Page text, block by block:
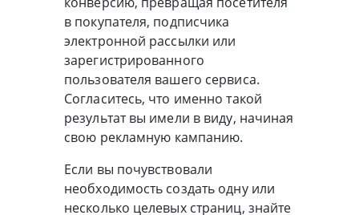
в покупателя, подписчика
электронной рассылки или
зарегистрированного
пользователя вашего сервиса.
Согласитесь, что именно такой
результат вы имели в виду, начиная
свою рекламную кампанию.
Если вы почувствовали
необходимость создать одну или
несколько целевых страниц, знайте